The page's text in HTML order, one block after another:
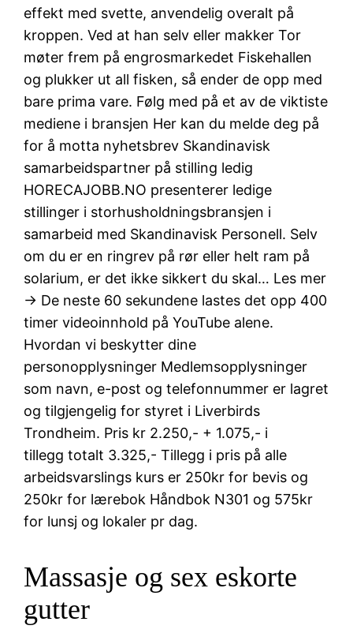
effekt med svette, anvendelig overalt på
kroppen. Ved at han selv eller makker Tor
møter frem på engrosmarkedet Fiskehallen
og plukker ut all fisken, så ender de opp med
bare prima vare. Følg med på et av de viktiste
mediene i bransjen Her kan du melde deg på
for å motta nyhetsbrev Skandinavisk
samarbeidspartner på stilling ledig
HORECAJOBB.NO presenterer ledige
stillinger i storhusholdningsbransjen i
samarbeid med Skandinavisk Personell. Selv
om du er en ringrev på rør eller helt ram på
solarium, er det ikke sikkert du skal… Les mer
→ De neste 60 sekundene lastes det opp 400
timer videoinnhold på YouTube alene.
Hvordan vi beskytter dine
personopplysninger Medlemsopplysninger
som navn, e-post og telefonnummer er lagret
og tilgjengelig for styret i Liverbirds
Trondheim. Pris kr 2.250,- + 1.075,- i
tillegg totalt 3.325,- Tillegg i pris på alle
arbeidsvarslings kurs er 250kr for bevis og
250kr for lærebok Håndbok N301 og 575kr
for lunsj og lokaler pr dag.
Massasje og sex eskorte
gutter